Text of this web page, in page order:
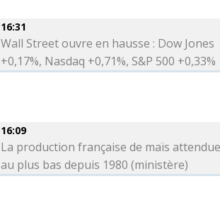
16:31
Wall Street ouvre en hausse : Dow Jones
+0,17%, Nasdaq +0,71%, S&P 500 +0,33%
16:09
La production française de maïs
au plus bas depuis 1980 (ministère)